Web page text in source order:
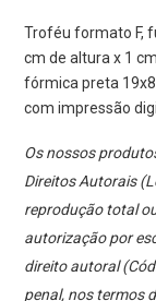
Troféu formato F,
cm de altura x 1
fórmica preta
com impressão
Os nossos
Direitos Autorais
reprodução total
autorização por
direito autoral
penal, nos termos